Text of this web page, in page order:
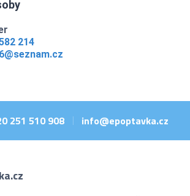
214
251 510 908 info@epoptavka.cz